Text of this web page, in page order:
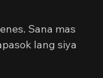
Sana mas
lang siya